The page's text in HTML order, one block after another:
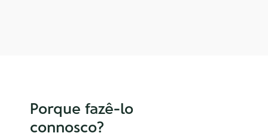
Porque fazê-lo
connosco?